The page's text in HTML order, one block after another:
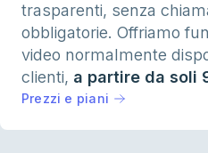
trasparenti, senza
obbligatorie. Offriamo
video normalmente
clienti, a partire da soli
Prezzi e piani